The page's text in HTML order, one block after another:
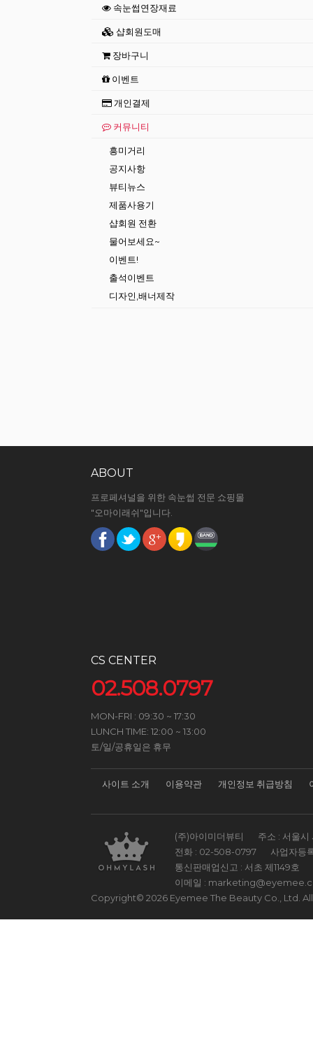
속눈썹연장재료
샵회원도매
장바구니
이벤트
개인결제
커뮤니티
흥미거리
공지사항
뷰티뉴스
제품사용기
샵회원 전환
물어보세요~
이벤트!
출석이벤트
디자인,배너제작
ABOUT
프로페셔널을 위한 속눈썹 전문 쇼핑몰
"오마이래쉬"입니다.
CS CENTER
02.508.0797
MON-FRI : 09:30 ~ 17:30
LUNCH TIME: 12:00 ~ 13:00
토/일/공휴일은 휴무
사이트 소개 이용약관 개인정보 취급방침
(주)아이미더뷰티
주소 : 서울시
전화 : 02-508-0797
사업자등
통신판매업신고 : 서초 제1149호
이메일 :
Copyright© 2026 Eyemee The Beauty Co., Ltd.